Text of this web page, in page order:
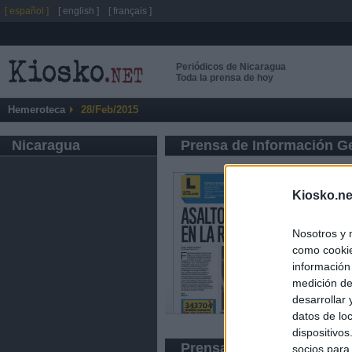
Nosotros y
como
medición
desarrollar
datos de
socios
Periódicos de Nicaragua
Toda la prensa de hoy
Hemeroteca 28/Feb/2015
Nicaragua Prensa de Información
Prensa Popular
[ español ] [ english ] [ français ]